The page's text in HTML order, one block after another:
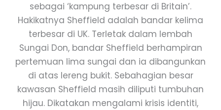
sebagai ‘kampung terbesar di Britain’.
Hakikatnya Sheffield adalah bandar kelima
terbesar di UK. Terletak dalam lembah
Sungai Don, bandar Sheffield berhampiran
pertemuan lima sungai dan ia dibangunkan
di atas lereng bukit. Sebahagian besar
kawasan Sheffield masih diliputi tumbuhan
hijau. Dikatakan mengalami krisis identiti,